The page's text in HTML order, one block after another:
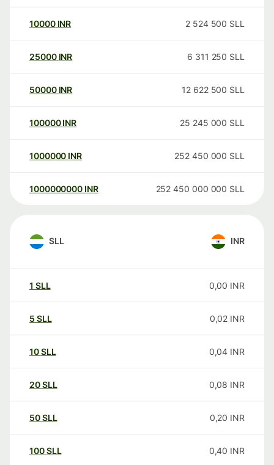
10000 INR 2 524 500 SLL
25000 INR 6 311 250 SLL
50000 INR 12 622 500 SLL
100000 INR 25 245 000 SLL
1000000 INR 252 450 000 SLL
1000000000 INR 252 450 000 000 SLL
SLL INR
1 SLL 0,00 INR
5 SLL 0,02 INR
10SLL 0,04 INR
20SLL 0,08 INR
50SLL 0,20 INR
100SLL 0,40 INR